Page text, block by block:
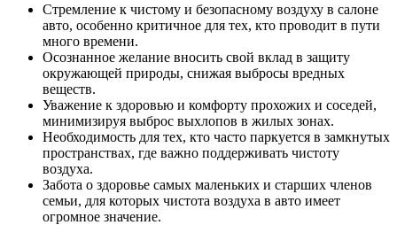
Стремление к чистому и безопасному воздуху в салоне
авто, особенно критичное для тех, кто проводит в пути
много времени.
Осознанное желание вносить свой вклад в защиту
окружающей природы, снижая выбросы вредных
веществ.
Уважение к здоровью и комфорту прохожих и соседей,
минимизируя выброс выхлопов в жилых зонах.
Необходимость для тех, кто часто паркуется в замкнутых
пространствах, где важно поддерживать чистоту
воздуха.
Забота о здоровье самых маленьких и старших членов
семьи, для которых чистота воздуха в авто имеет
огромное значение.